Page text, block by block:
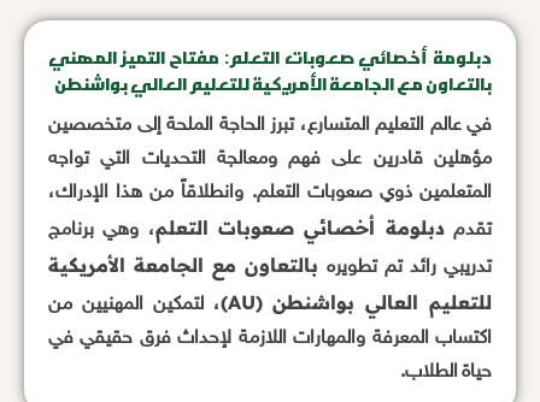
دبلومة أخصائي صعوبات التعلم: مفتاح التميز المهني
بالتعاون مع الجامعة الأمريكية للتعليم العالي بواشنطن
في عالم التعليم المتسارع، تبرز الحاجة الملحة إلى متخصصين
مؤهلين قادرين على فهم ومعالجة التحديات التي تواجه
المتعلمين ذوي صعوبات التعلم. وانطلاقاً من هذا الإدراك،
تقدمدبلومة أخصائي صعوبات التعلم، وهي برنامج
تدريبي رائد تم تطويره بالتعاون مع الجامعة الأمريكية
للتعليم العالي بواشنطن (AU)
، لتمكين المهنيين من
اكتساب المعرفة والمهارات اللازمة لإحداث فرق حقيقي في
حياة الطلاب.